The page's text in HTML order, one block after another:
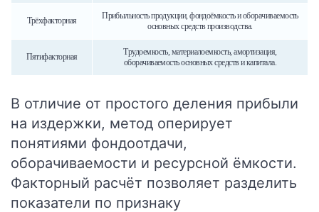
Трёхфакторная
Прибыльность продукции, фондоёмкость и оборачиваемость
основных средств производства.
Пятифакторная
Трудоемкость, материалоемкость, амортизация,
оборачиваемость основных средств и капитала.
В отличие от простого деления прибыли
на издержки, метод оперирует
понятиями фондоотдачи,
оборачиваемости и ресурсной ёмкости.
Факторный расчёт позволяет разделить
показатели по признаку